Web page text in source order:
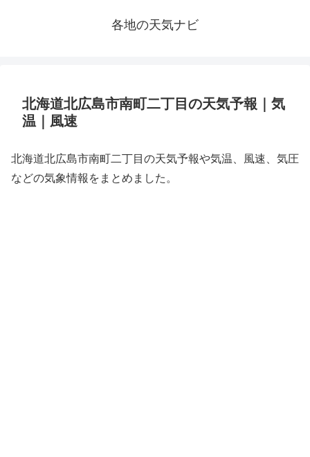
各地の天気ナビ
北海道北広島市南町二丁目の天気予報｜気
温｜風速
北海道北広島市南町二丁目の天気予報や気温、風速、気圧
などの気象情報をまとめました。